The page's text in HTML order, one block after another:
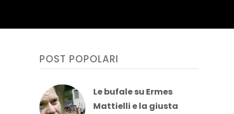
POST POPOLARI
Le bufale su Ermes
Mattielli e la giusta